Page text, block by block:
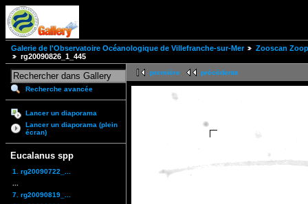
Galerie de l'Observatoire Océanologique de Villefranche-sur-Mer
Zooscan
rg20090826_1_445
Recherche avancée
Lancer un diaporama
Lancer un diaporama (plein
écran)
Eucalanus spp
1. rg20090722_...
7. rg20090819_...
première précédente